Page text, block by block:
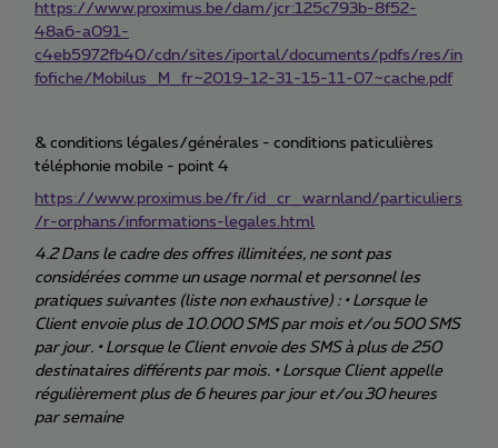
https://www.proximus.be/dam/jcr:125c793b-8f52-
48a6-a091-
c4eb5972fb40/cdn/sites/iportal/documents/pdfs/res/in
fofiche/Mobilus_M_fr~2019-12-31-15-11-07~cache.pdf
& conditions légales/générales - conditions paticulières
téléphonie mobile - point 4
https://www.proximus.be/fr/id_cr_warnland/particuliers
/r-orphans/informations-legales.html
4.2 Dans le cadre des offres illimitées, ne sont pas
considérées comme un usage normal et personnel les
pratiques suivantes (liste non exhaustive) : • Lorsque le
Client envoie plus de 10.000 SMS par mois et/ou 500 SMS
par jour. • Lorsque le Client envoie des SMS à plus de 250
destinataires différents par mois. • Lorsque Client appelle
régulièrement plus de 6 heures par jour et/ou 30 heures
par semaine